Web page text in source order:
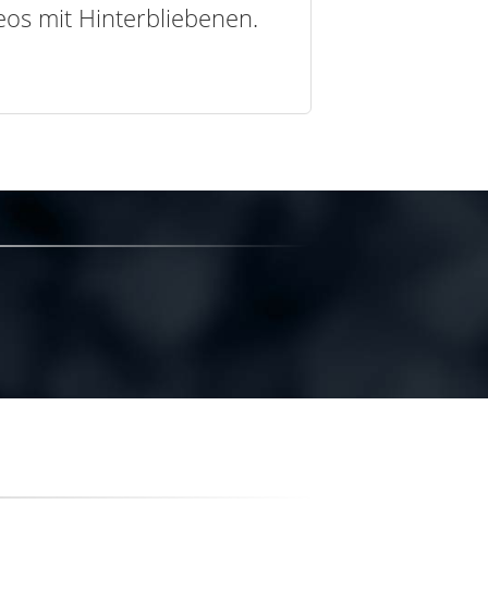
mit Hinterbliebenen.